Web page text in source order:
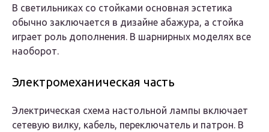
В светильниках со стойками основная эстетика
обычно заключается в дизайне абажура, а стойка
играет роль дополнения. В шарнирных моделях все
наоборот.
Электромеханическая часть
Электрическая схема настольной лампы включает
сетевую вилку, кабель, переключатель и патрон. В